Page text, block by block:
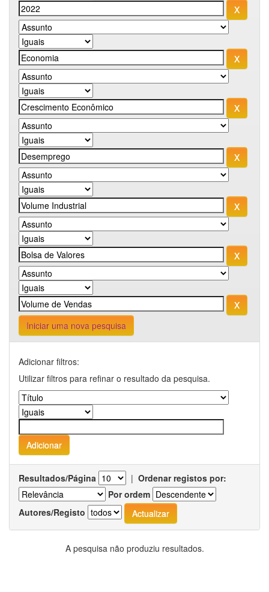
Iniciar uma nova pesquisa
Adicionar filtros:
Utilizar filtros para refinar o resultado da pesquisa.
Resultados/Página | Ordenar registos por:
Por ordem
Autores/Registo
A pesquisa não produziu resultados.